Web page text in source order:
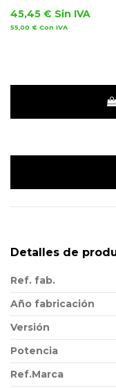
45,45 € Sin IVA
55,00 € Con IVA
Detalles de
Ref. fab.
Año fabricación
Versión
Potencia
Ref.Marca